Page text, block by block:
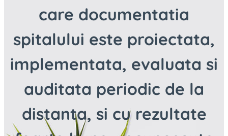
care documentatia
spitalului este proiectata,
implementata, evaluata si
auditata periodic de la
distanta, si cu rezultate